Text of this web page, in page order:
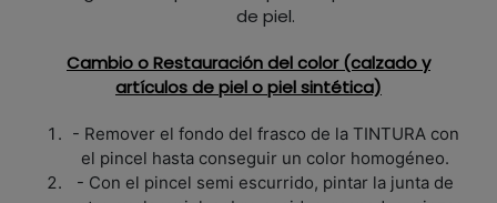
de piel.
Cambio o Restauración del color (calzado y
artículos de piel o piel sintética)
- Remover el fondo del frasco de la TINTURA con
el pincel hasta conseguir un color homogéneo.
- Con el pincel semi escurrido, pintar la junta de